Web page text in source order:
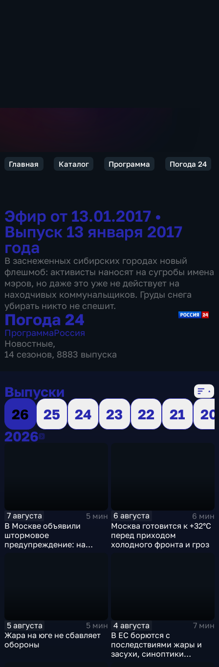
Главная Каталог Программа Погода 24
Эфир от 13.01.2017 •
Выпуск 13 января 2017
года
В заснеженных сибирских городах новый
флешмоб: активисты наносят на сугробы имена
мэров, но даже это уже не действует на
находчивых коммунальщиков. Груды снега
убирать никто не спешит.
Погода 24
ПрограммаРоссия
Новостные,
14 сезонов, 8883 выпуска
Выпуски
26
25 24 23 22 21
20
20262026
7 августа
5 мин
В Москве объявили
штормовое
предупреждение: на
6 августа
6 мин
Москва готовится к +32°C
перед приходом
холодного фронта и гроз
5 августа
5 мин
Жара на юге не сбавляет
обороны
4 августа
7 мин
В ЕС борются с
последствиями жары и
засухи, синоптики